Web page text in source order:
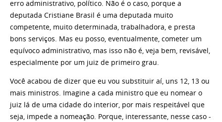
erro administrativo, político. Não é o caso, porque a
deputada Cristiane Brasil é uma deputada muito
competente, muito determinada, trabalhadora, e presta
bons serviços. Mas eu posso, eventualmente, cometer um
equívoco administrativo, mas isso não é, veja bem, revisável,
especialmente por um juiz de primeiro grau.
Você acabou de dizer que eu vou substituir aí, uns 12, 13 ou
mais ministros. Imagine a cada ministro que eu nomear o
juiz lá de uma cidade do interior, por mais respeitável que
seja, impede a nomeação. Porque, interessante, nesse caso -